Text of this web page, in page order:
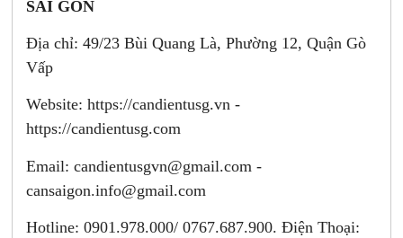
SÀI GÒN
Địa chỉ: 49/23 Bùi Quang Là, Phường 12, Quận Gò
Vấp
Website: https://candientusg.vn -
https://candientusg.com
Email:candientusgvn@gmail.com -
cansaigon.info@gmail.com
Hotline: 0901.978.000/ 0767.687.900. Điện Thoại: